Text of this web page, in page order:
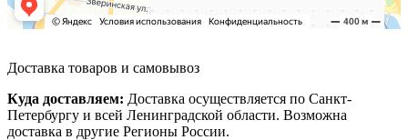
Доставка товаров и самовывоз
Куда доставляем: Доставка осуществляется по Санкт-
Петербургу и всей Ленинградской области. Возможна
доставка в другие Регионы России.